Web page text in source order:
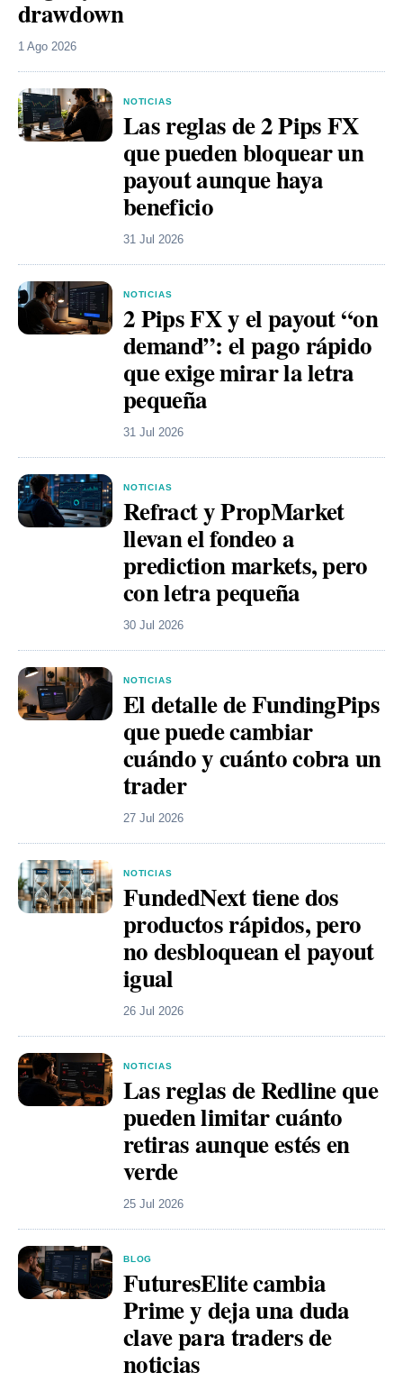
drawdown
1 Ago 2026
NOTICIAS
Las reglas de 2 Pips FX
que pueden bloquear un
payout aunque haya
beneficio
31 Jul 2026
NOTICIAS
2 Pips FX y el payout “on
demand”: el pago rápido
que exige mirar la letra
pequeña
31 Jul 2026
NOTICIAS
Refract y PropMarket
llevan el fondeo a
prediction markets, pero
con letra pequeña
30 Jul 2026
NOTICIAS
El detalle de FundingPips
que puede cambiar
cuándo y cuánto cobra un
trader
27 Jul 2026
NOTICIAS
FundedNext tiene dos
productos rápidos, pero
no desbloquean el payout
igual
26 Jul 2026
NOTICIAS
Las reglas de Redline que
pueden limitar cuánto
retiras aunque estés en
verde
25 Jul 2026
BLOG
FuturesElite cambia
Prime y deja una duda
clave para traders de
noticias